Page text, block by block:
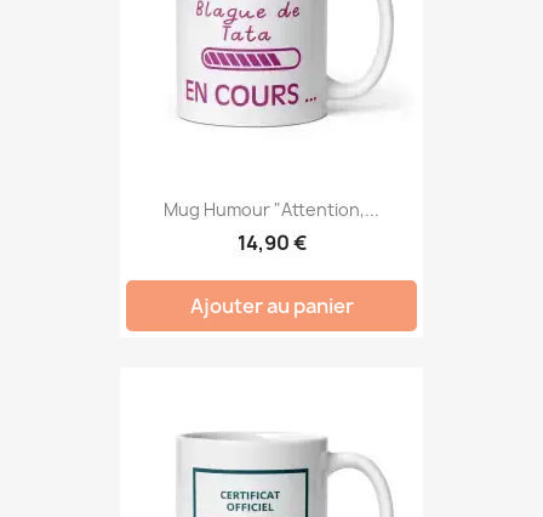
Mug Humour "Attention,...
14,90 €
Ajouter au panier